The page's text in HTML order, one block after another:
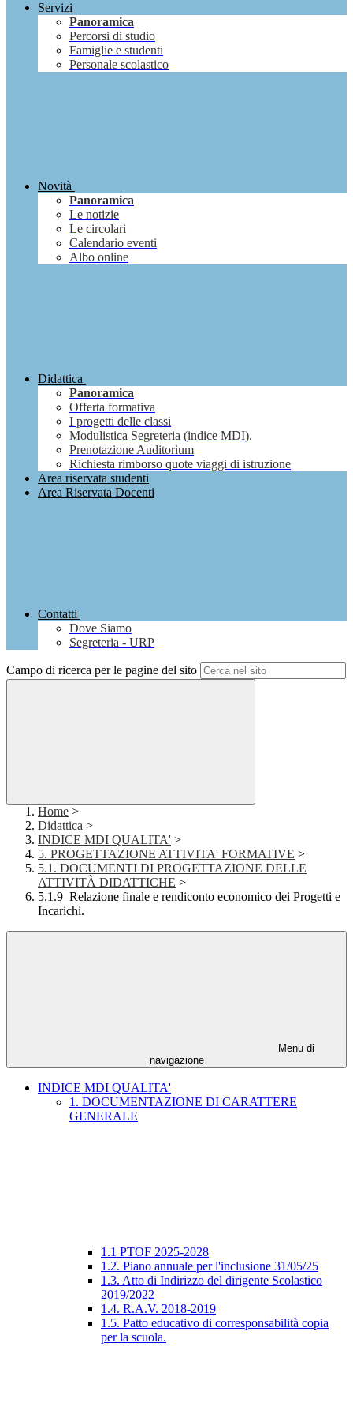
Servizi
Panoramica
Percorsi di studio
Famiglie e studenti
Personale scolastico
Novità
Panoramica
Le notizie
Le circolari
Calendario eventi
Albo online
Didattica
Panoramica
Offerta formativa
I progetti delle classi
Modulistica Segreteria (indice MDI).
Prenotazione Auditorium
Richiesta rimborso quote viaggi di istruzione
Area riservata studenti
Area Riservata Docenti
Contatti
Dove Siamo
Segreteria - URP
Campo di ricerca per le pagine del sito
Home >
Didattica >
INDICE MDI QUALITA' >
5. PROGETTAZIONE ATTIVITA' FORMATIVE >
5.1. DOCUMENTI DI PROGETTAZIONE DELLE
ATTIVITÀ DIDATTICHE >
5.1.9_Relazione finale e rendiconto economico dei Progetti e
Incarichi.
Menu di
navigazione
INDICE MDI QUALITA'
1. DOCUMENTAZIONE DI CARATTERE
GENERALE
1.1 PTOF 2025-2028
1.2. Piano annuale per l'inclusione 31/05/25
1.3. Atto di Indirizzo del dirigente Scolastico
2019/2022
1.4. R.A.V. 2018-2019
1.5. Patto educativo di corresponsabilità copia
per la scuola.